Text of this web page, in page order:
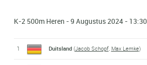
K-2 500m Heren - 9 Augustus 2024 - 13:30
1 Duitsland(Jacob Schopf, Max Lemke)